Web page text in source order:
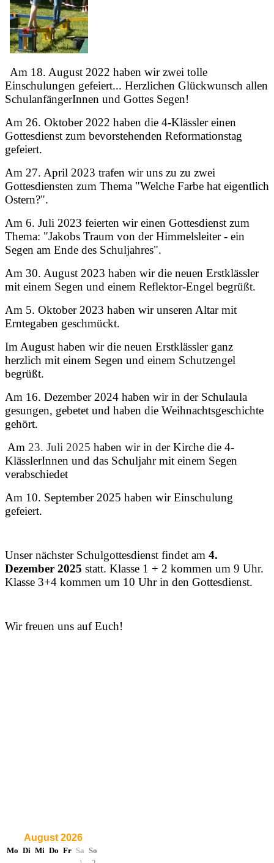
Am 18. August 2022 haben wir zwei tolle
Einschulungen gefeiert... Herzlichen Glückwunsch allen
SchulanfängerInnen und Gottes Segen!
Am 26. Oktober 2022 haben die 4-Klässler einen
Gottesdienst zum bevorstehenden Reformationstag
gefeiert.
Am 27. April 2023 trafen wir uns zu zu zwei
Gottesdiensten zum Thema "Welche Farbe hat eigentlich
Ostern?".
Am 6. Juli 2023 feierten wir einen Gottesdienst zum
Thema: "Jakobs Traum von der Himmelsleiter - ein
Segen am Ende des Schuljahres".
Am 30. August 2023 haben wir die neuen Erstklässler
mit einem Segen und einem Reflektor-Engel begrüßt.
Am 5. Oktober 2023 haben wir unseren Altar mit
Erntegaben geschmückt.
Im August haben wir die neuen Erstklässler ganz
herzlich mit einem Segen und einem Schutzengel
begrüßt.
Am 16. Dezember 2024 haben wir in der Schulaula
gesungen, gebetet und haben die Weihnachtsgeschichte
gehört.
Am 23. Juli 2025 haben wir in der Kirche die 4-
KlässlerInnen und das Schuljahr mit einem Segen
verabschiedet
Am 10. September 2025 haben wir Einschulung
gefeiert.
Unser nächster Schulgottesdienst findet am 4.
Dezember 2025 statt. Klasse 1 + 2 kommen um 9 Uhr.
Klasse 3+4 kommen um 10 Uhr in den Gottesdienst.
Wir freuen uns auf Euch!
August 2026
Mo Di Mi Do Fr Sa So